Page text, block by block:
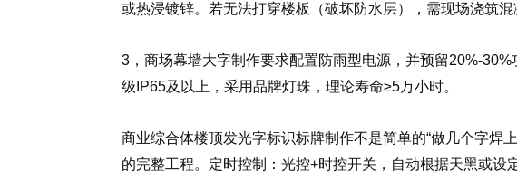
或热浸镀锌。若无法打穿楼板（破坏防水层），需现场浇筑
3，商场幕墙大字制作要求配置防雨型电源，并预留20%-
级IP65及以上，采用品牌灯珠，理论寿命≥5万小时。
商业综合体楼顶发光字标识标牌制作不是简单的“做几个字焊
的完整工程。定时控制：光控+时控开关，自动根据天黑或设